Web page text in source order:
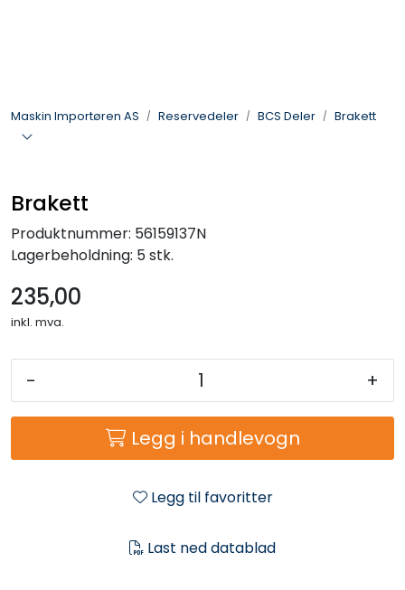
Maskin Importøren AS Reservedeler BCS Deler Brakett
Brakett
Produktnummer: 56159137N
Lagerbeholdning: 5 stk.
235,00
inkl. mva.
- +
Legg i handlevogn
Legg til favoritter
Last ned datablad
Sprøyter
Hageredskaper
ATV & Plentraktorutstyr
Reservedeler